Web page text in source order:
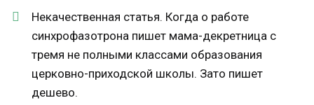
Некачественная статья. Когда о работе
синхрофазотрона пишет мама-декретница с
тремя не полными классами образования
церковно-приходской школы. Зато пишет
дешево.